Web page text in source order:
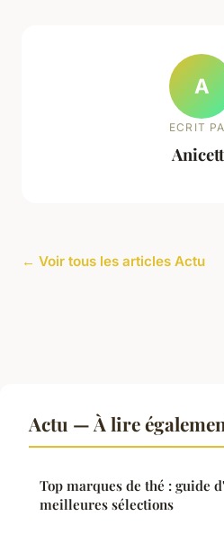
A
ECRIT
← Voir tous les articles Actu
Actu — À lire
Top marques de thé : guide
meilleures sélections